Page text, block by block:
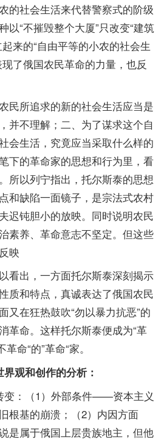
的社会生活来代替警察式的阶级
以“不摧毁整个大厦”只改变“建筑
来的“自由平等的小农的社会生
了俄国农民革命的力量，也反
所追求的新的社会生活应当是
并不理解；二、为了谋求这个自
会生活，究竟应当采取什么样的
下的革命家的思想和行为里，看
所以列宁指出，托尔斯泰的思想
和缺陷一面镜子，是宗法式农村
迟钝胆小的放映。同时说明农民
素养、革命意志不坚定。但这些
映
出，一方面托尔斯泰深刻揭示
质和特点，真诚表达了俄国农民
又在狂热鼓吹“勿以暴力抗恶”的
革命。这样托尔斯泰便成为“革
命“的”革命“家。
观和创作的分析：
：（1）外部条件——资本主义
根基的崩溃；（2）内因方面
属于俄国上层贵族地主，但他